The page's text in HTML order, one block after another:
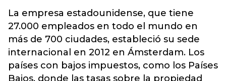
La empresa estadounidense, que tiene
27.000 empleados en todo el mundo en
más de 700 ciudades, estableció su sede
internacional en 2012 en Ámsterdam. Los
países con bajos impuestos, como los Países
Bajos, donde las tasas sobre la propiedad